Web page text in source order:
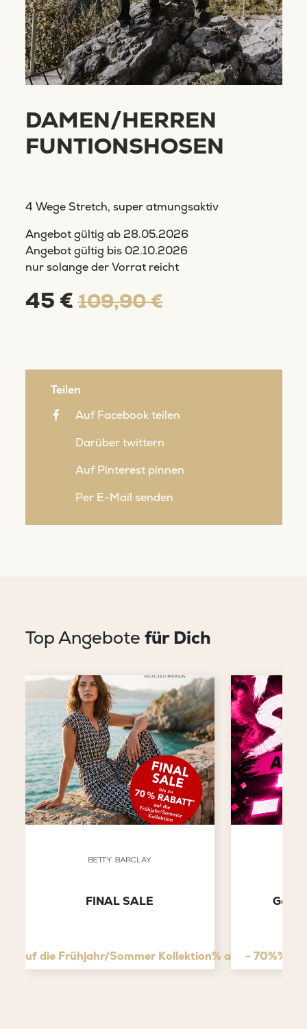
DAMEN/HERREN
FUNTIONSHOSEN
4 Wege Stretch, super atmungsaktiv
Angebot gültig ab 28.05.2026
Angebot gültig bis 02.10.2026
nur solange der Vorrat reicht
45 €109,90 €
Teilen
Auf Facebook teilen
Darüber twittern
Auf Pinterest pinnen
Per E-Mail senden
Top Angebote für Dich
FINAL SALE
auf die Frühjahr/Sommer Kollektion% auf den
- 70%%